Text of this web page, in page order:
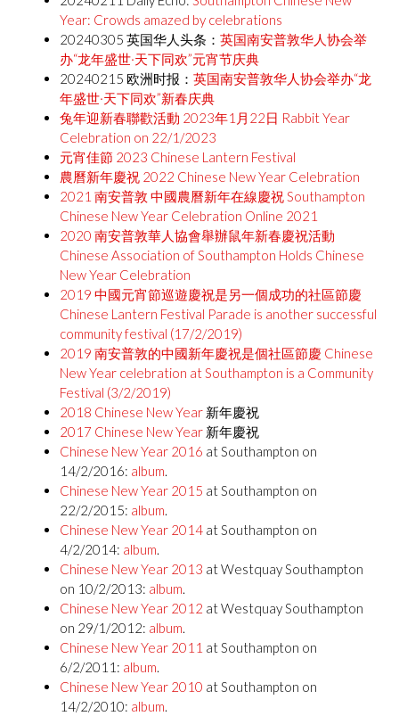
Year: Crowds amazed by celebrations
20240305 英国华人头条： 英国南安普敦华人协会举
办“龙年盛世·天下同欢”元宵节庆典
20240215 欧洲时报： 英国南安普敦华人协会举办“龙
年盛世·天下同欢”新春庆典
兔年迎新春聯歡活動 2023年1月22日 Rabbit Year
Celebration on 22/1/2023
元宵佳節 2023 Chinese Lantern Festival
農曆新年慶祝 2022 Chinese New Year Celebration
2021 南安普敦 中國農曆新年在線慶祝 Southampton
Chinese New Year Celebration Online 2021
2020 南安普敦華人協會舉辦鼠年新春慶祝活動
Chinese Association of Southampton Holds Chinese
New Year Celebration
2019 中國元宵節巡遊慶祝是另一個成功的社區節慶
Chinese Lantern Festival Parade is another successful
community festival (17/2/2019)
2019 南安普敦的中國新年慶祝是個社區節慶 Chinese
New Year celebration at Southampton is a Community
Festival (3/2/2019)
2018 Chinese New Year 新年慶祝
2017 Chinese New Year 新年慶祝
Chinese New Year 2016 at Southampton on
14/2/2016: album.
Chinese New Year 2015 at Southampton on
22/2/2015: album.
Chinese New Year 2014 at Southampton on
4/2/2014: album.
Chinese New Year 2013 at Westquay Southampton
on 10/2/2013: album.
Chinese New Year 2012 at Westquay Southampton
on 29/1/2012: album.
Chinese New Year 2011 at Southampton on
6/2/2011: album.
Chinese New Year 2010 at Southampton on
14/2/2010: album.